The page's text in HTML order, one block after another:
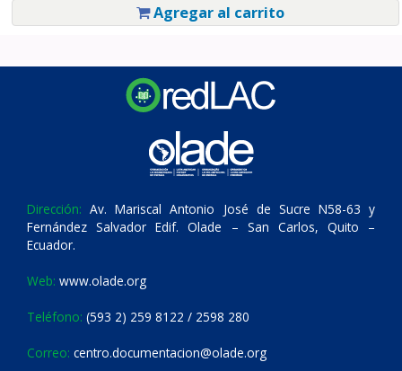
Agregar al carrito
Dirección: Av. Mariscal Antonio José de Sucre N58-63 y
Fernández Salvador Edif. Olade – San Carlos, Quito –
Ecuador.
Web: www.olade.org
Teléfono: (593 2) 259 8122 / 2598 280
Correo: centro.documentacion@olade.org